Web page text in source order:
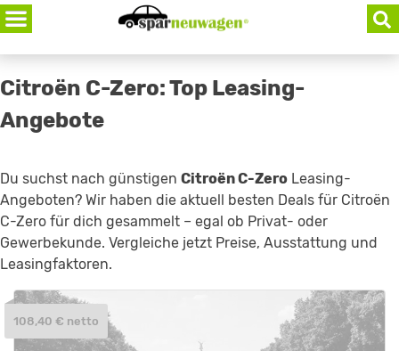
Skip
to
content
Citroën C-Zero: Top Leasing-
Angebote
Du suchst nach günstigen Citroën C-Zero Leasing-
Angeboten? Wir haben die aktuell besten Deals für Citroën
C-Zero für dich gesammelt – egal ob Privat- oder
Gewerbekunde. Vergleiche jetzt Preise, Ausstattung und
Leasingfaktoren.
108,40 € netto